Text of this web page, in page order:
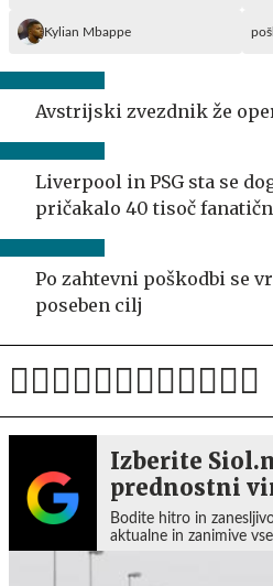
Kylian Mbappe
Avstrijski zvezdnik že
Liverpool in PSG sta se
pričakalo 40 tisoč
Po zahtevni poškodbi se
poseben cilj
Izberite
prednostni
Bodite hitro in
aktualne in zanimive